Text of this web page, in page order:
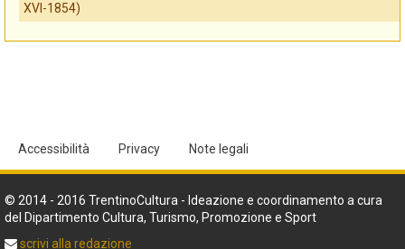
XVI-1854)
Accessibilità Privacy Note legali
© 2014 - 2016 TrentinoCultura - Ideazione e coordinamento a cura
del Dipartimento Cultura, Turismo, Promozione e Sport
scrivi alla redazione